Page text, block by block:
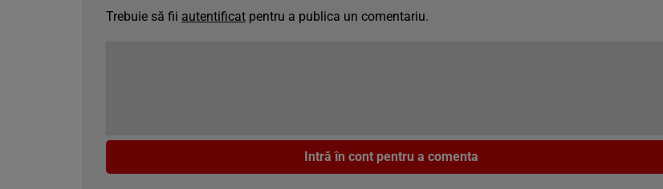
Trebuie să fii autentificat pentru a publica un comentariu.
Intră în cont pentru a comenta